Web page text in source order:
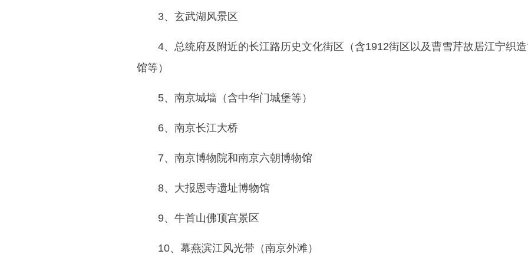
3、玄武湖风景区
4、总统府及附近的长江路历史文化街区（含1912街区以及曹雪芹故居江宁织
馆等）
5、南京城墙（含中华门城堡等）
6、南京长江大桥
7、南京博物院和南京六朝博物馆
8、大报恩寺遗址博物馆
9、牛首山佛顶宫景区
10、幕燕滨江风光带（南京外滩）